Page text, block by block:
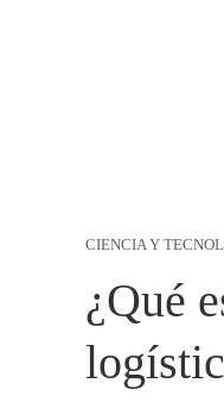
CIENCIA Y
¿Qué